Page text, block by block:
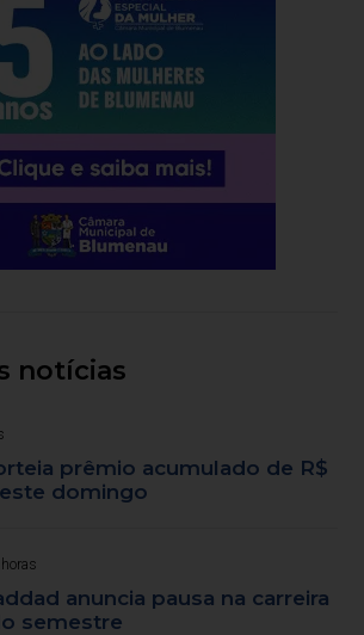
notícias
prêmio acumulado de R$
domingo
anuncia pausa na carreira
semestre